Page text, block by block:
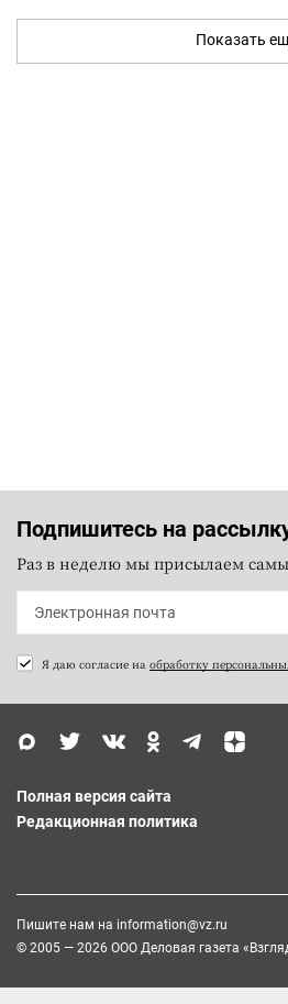
Показать
Подпишитесь на
Раз в неделю мы присылаем
Я даю согласие на обработку
Полная версия сайта
Редакционная политика
Пишите нам на information@vz.ru
© 2005 — 2026 ООО Деловая газета